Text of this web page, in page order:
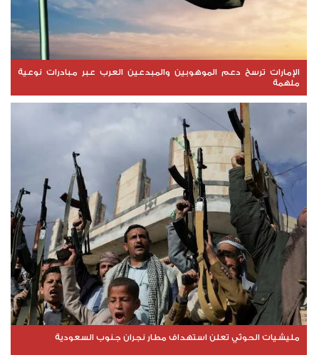
الإمارات ترسخ دعم الموهوبين والمبدعين العرب عبر مبادرات نوعية
ملهمة
مليشيات الحوثي تعلن استهداف مطار نجران جنوب السعودية